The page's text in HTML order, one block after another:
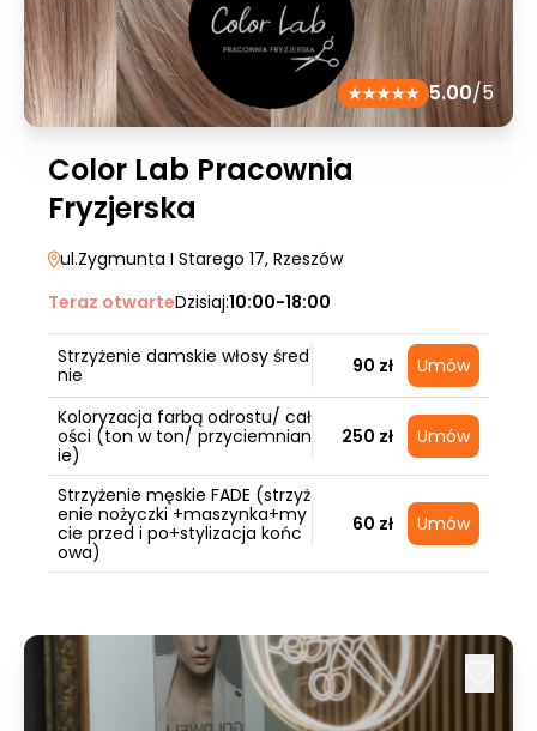
5.00/5
Color Lab Pracownia
Fryzjerska
ul.Zygmunta I Starego 17, Rzeszów
Teraz otwarteDzisiaj:10:00-18:00
Strzyżenie damskie włosy śred
nie
90 zł Umów
Koloryzacja farbą odrostu/ cał
ości (ton w ton/ przyciemnian
ie)
250 zł Umów
Strzyżenie męskie FADE (strzyż
enie nożyczki +maszynka+my
cie przed i po+stylizacja końc
owa)
60 zł Umów